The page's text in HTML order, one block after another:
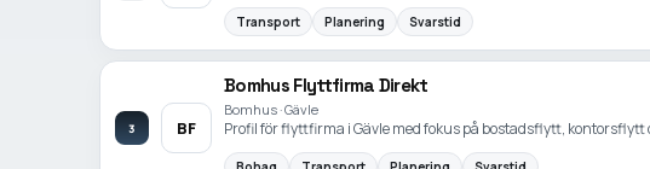
Transport Planering Svarstid
3 BF
Bomhus Flyttfirma Direkt
Bomhus · Gävle
Profil för flyttfirma i Gävle med fokus på bostadsflytt,